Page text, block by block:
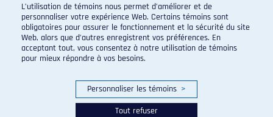
L’utilisation de témoins nous permet d’améliorer et de
personnaliser votre expérience Web. Certains témoins sont
obligatoires pour assurer le fonctionnement et la sécurité du site
Web, alors que d’autres enregistrent vos préférences. En
acceptant tout, vous consentez à notre utilisation de témoins
pour mieux répondre à vos besoins.
Personnaliser les témoins >
Tout refuser